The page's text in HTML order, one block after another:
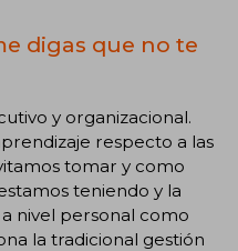
digas que no te
y organizacional.
respecto a las
tomar y como
teniendo y la
nivel personal como
la tradicional gestión